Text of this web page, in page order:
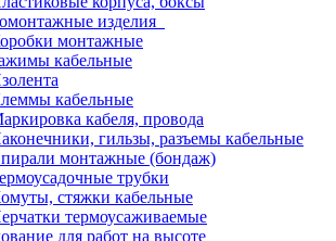
изделия
монтажные
кабельные
кабельные
кабеля, провода
гильзы, разъемы кабельные
монтажные (бондаж)
трубки
стяжки кабельные
термоусаживаемые
для работ на высоте